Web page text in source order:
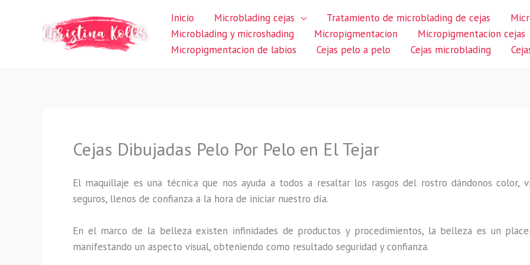
Inicio Microblading cejas Tratamiento de microblading de cejas
Microblading y microshading
Micropigmentacion
Micropigmentacion cejas
Micropigmentacion de labios
Cejas pelo a pelo Cejas microblading
Cejas Dibujadas Pelo Por Pelo en El Tejar
El maquillaje es una técnica que nos ayuda a todos a resaltar los rasgos del rostro dándonos color,
seguros, llenos de confianza a la hora de iniciar nuestro día.
En el marco de la belleza existen infinidades de productos y procedimientos, la belleza es un
manifestando un aspecto visual, obteniendo como resultado seguridad y confianza.